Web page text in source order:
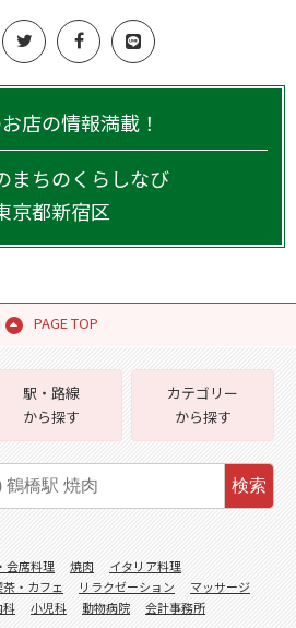
店の情報満載！
まちのくらしなび
京都新宿区
PAGE TOP
駅・路線
から探す
カテゴリー
から探す
検索
会席料理 焼肉
イタリア料理
茶・カフェ リラクゼーション
マッサージ
科 小児科 動物病院
会計事務所